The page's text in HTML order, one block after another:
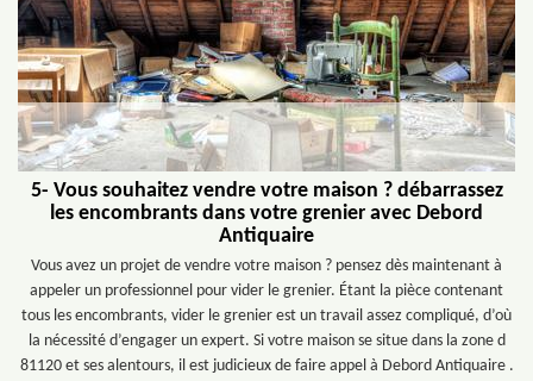
5- Vous souhaitez vendre votre maison ? débarrassez
les encombrants dans votre grenier avec Debord
Antiquaire
Vous avez un projet de vendre votre maison ? pensez dès maintenant à
appeler un professionnel pour vider le grenier. Étant la pièce contenant
tous les encombrants, vider le grenier est un travail assez compliqué, d’où
la nécessité d’engager un expert. Si votre maison se situe dans la zone d
81120 et ses alentours, il est judicieux de faire appel à Debord Antiquaire .